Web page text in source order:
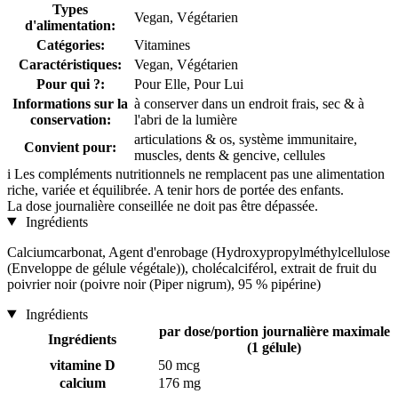
Types
d'alimentation:
Vegan, Végétarien
Catégories:
Vitamines
Caractéristiques:
Vegan, Végétarien
Pour qui ?:
Pour Elle, Pour Lui
Informations sur la
conservation:
à conserver dans un endroit frais, sec & à
l'abri de la lumière
Convient pour:
articulations & os, système immunitaire,
muscles, dents & gencive, cellules
i Les compléments nutritionnels ne remplacent pas une alimentation
riche, variée et équilibrée. A tenir hors de portée des enfants.
La dose journalière conseillée ne doit pas être dépassée.
Ingrédients
Calciumcarbonat, Agent d'enrobage (Hydroxypropylméthylcellulose
(Enveloppe de gélule végétale)), cholécalciférol, extrait de fruit du
poivrier noir (poivre noir (Piper nigrum), 95 % pipérine)
Ingrédients
Ingrédients
par dose/portion journalière maximale
(1 gélule)
vitamine D
50 mcg
calcium
176 mg